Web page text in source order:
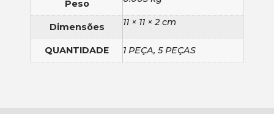
Peso
Dimensões 11 × 11 × 2 cm
QUANTIDADE 1 PEÇA, 5 PEÇAS